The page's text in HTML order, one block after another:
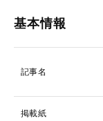
基本情報
記事名
掲載紙